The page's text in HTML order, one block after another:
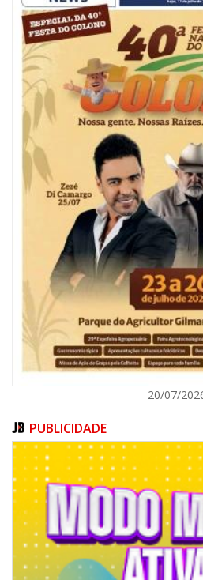
08/08/2026 | 07:00
Reservatórios de Penha são higienizados
sem interrupção no abastecimento
ITAJAÍ
20/07/
PUBLICIDADE